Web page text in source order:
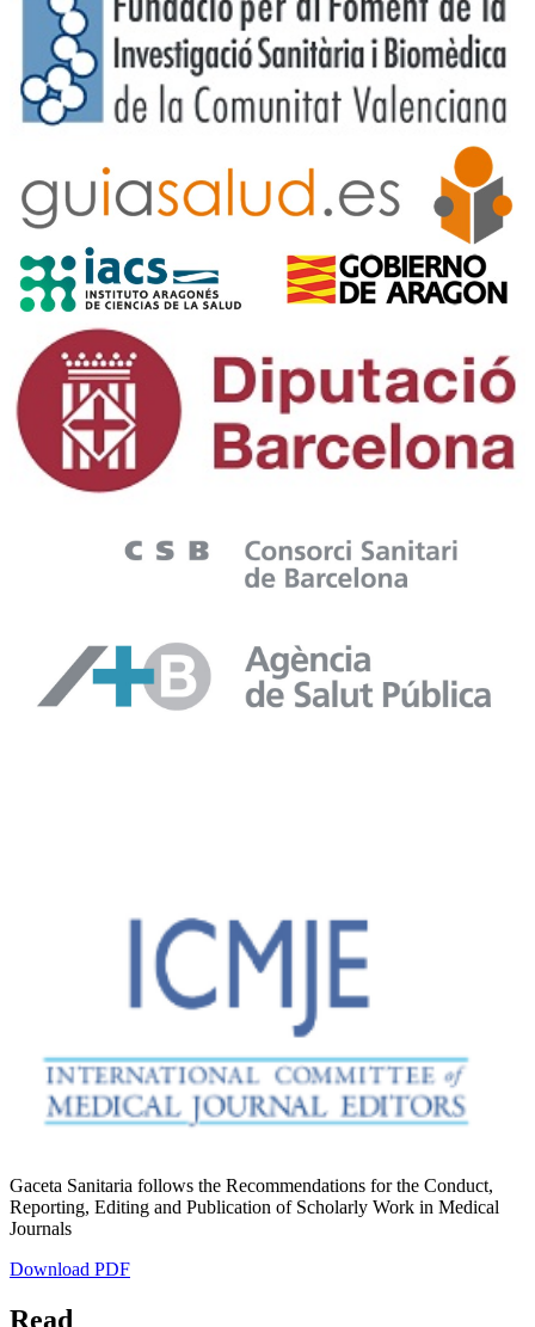
Gaceta Sanitaria follows the Recommendations for the Conduct,
Reporting, Editing and Publication of Scholarly Work in Medical
Journals
Download PDF
Read